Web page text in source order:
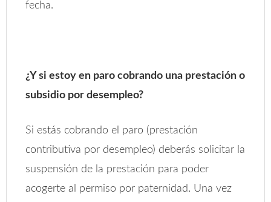
fecha.
¿Y si estoy en paro cobrando una prestación o
subsidio por desempleo?
Si estás cobrando el paro (prestación
contributiva por desempleo) deberás solicitar la
suspensión de la prestación para poder
acogerte al permiso por paternidad. Una vez